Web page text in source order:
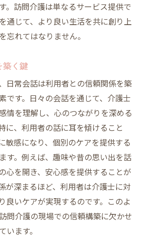
供する安心感とスタッフの役割
むスタッフのサポート
心の安定の関係
が果たす重要な役割
関わり方がもたらす安らぎ
現場で求められるスキル
作る訪問介護のあたたかさの秘密
介護に与える影響
生む心地よい空間
気持ちを和らげるコミュニケーシ
話で築く信頼関係
アを実現するためのポイント
。訪問介護は単なるサービス提供で
通じて、より良い生活を共に創り上
忘れてはなりません。
築く鍵
日常会話は利用者との信頼関係を築
です。日々の会話を通じて、介護士
情を理解し、心のつながりを深める
に、利用者の話に耳を傾けること
敏感になり、個別のケアを提供する
す。例えば、趣味や昔の思い出を話
心を開き、安心感を提供することが
が深まるほど、利用者は介護士に対
良いケアが実現するのです。このよ
問介護の現場での信頼構築に欠かせ
います。